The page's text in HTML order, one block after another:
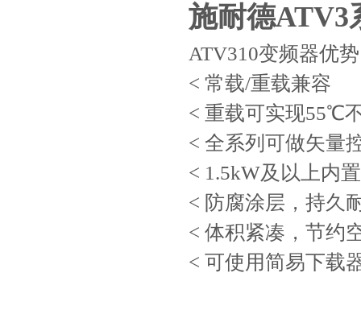
施耐德ATV3
ATV310变频器优势
< 常载/重载兼容
< 重载可实现55℃
< 全系列可做矢量
< 1.5kW及以上内
< 防腐涂层，持久
< 体积紧凑，节约
< 可使用简易下载